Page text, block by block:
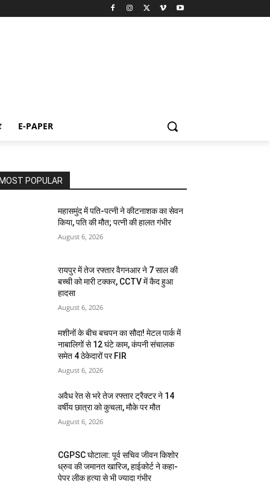
E-PAPER
MOST POPULAR
महासमुंद में पति-पत्नी ने कीटनाशक का सेवन
किया, पति की मौत; पत्नी की हालत गंभीर
August 6, 2026
रायपुर में तेज रफ्तार वैगनआर ने 7 साल की
बच्ची को मारी टक्कर, CCTV में कैद हुआ
हादसा
August 6, 2026
मशीनों के बीच बचपन का सौदा! मेटल पार्क में
नाबालिगों से 12 घंटे काम, कंपनी संचालक
समेत 4 ठेकेदारों पर FIR
August 6, 2026
अवैध रेत से भरे तेज रफ्तार ट्रैक्टर ने 14
वर्षीय छात्रा को कुचला, मौके पर मौत
August 6, 2026
CGPSC घोटाला: पूर्व सचिव जीवन किशोर
ध्रुव की जमानत खारिज, हाईकोर्ट ने कहा-
पेपर लीक हत्या से भी ज्यादा गंभीर